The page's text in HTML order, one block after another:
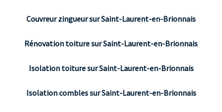
Couvreur zingueur sur Saint-Laurent-en-Brionnais
Rénovation toiture sur Saint-Laurent-en-Brionnais
Isolation toiture sur Saint-Laurent-en-Brionnais
Isolation combles sur Saint-Laurent-en-Brionnais